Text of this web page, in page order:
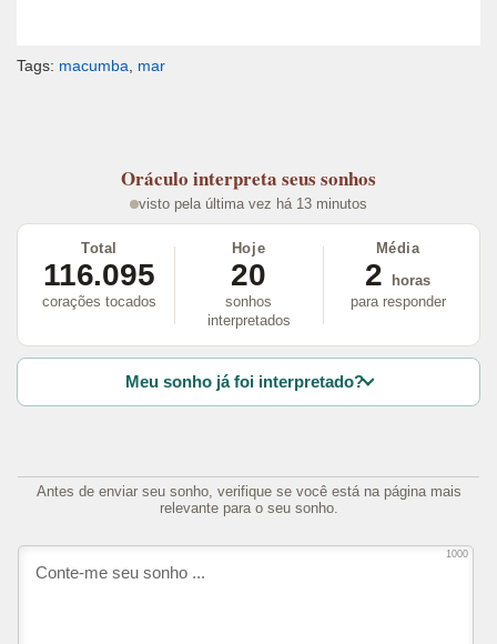
Tags: macumba mar
Oráculo interpreta seus sonhos
visto pela última vez há 13 minutos
Total
116.095
corações tocados
Hoje
20
sonhos
interpretados
Média
2
horas
para responder
Meu sonho já foi interpretado?
Antes de enviar seu sonho, verifique se você está na página mais
relevante para o seu sonho.
1000